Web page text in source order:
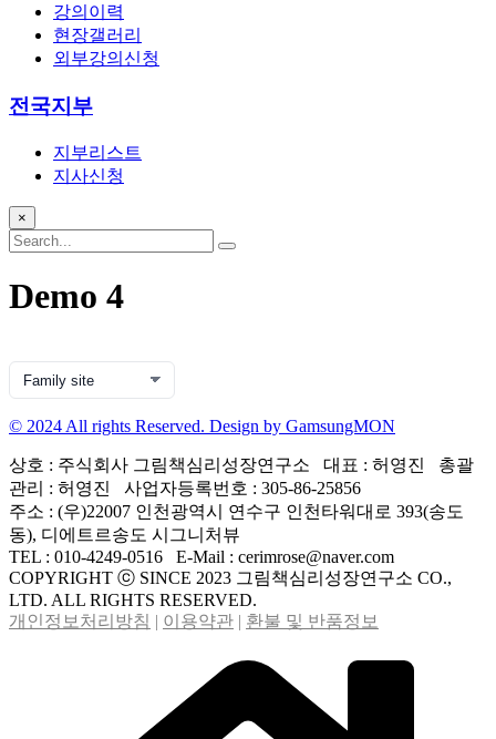
강의이력
현장갤러리
외부강의신청
전국지부
지부리스트
지사신청
×
Demo 4
© 2024 All rights Reserved. Design by GamsungMON
상호 : 주식회사 그림책심리성장연구소 대표 : 허영진 총괄
관리 : 허영진 사업자등록번호 : 305-86-25856
주소 : (우)22007 인천광역시 연수구 인천타워대로 393(송도
동), 디에트르송도 시그니처뷰
TEL : 010-4249-0516 E-Mail : cerimrose@naver.com
COPYRIGHT ⓒ SINCE 2023 그림책심리성장연구소 CO.,
LTD. ALL RIGHTS RESERVED.
개인정보처리방침 | 이용약관 | 환불 및 반품정보